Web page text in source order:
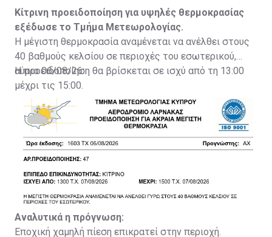
Κίτρινη προειδοποίηση για υψηλές θερμοκρασίας
εξέδωσε το Τμήμα Μετεωρολογίας.
Η μέγιστη θερμοκρασία αναμένεται να ανέλθει στους
40 βαθμούς κελσίου σε περιοχές του εσωτερικού,
αύριο 06/08/26.
Η προειδοποίηση θα βρίσκεται σε ισχύ από τη 13:00
μέχρι τις 15:00.
Αναλυτικά η πρόγνωση:
Εποχική χαμηλή πίεση επικρατεί στην περιοχή.